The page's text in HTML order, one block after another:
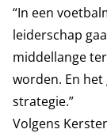
“In een
leiderschap
middellange
worden. En
strategie.”
Volgens